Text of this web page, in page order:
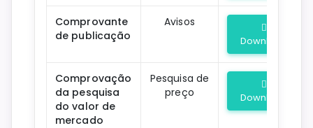
Comprovante
de publicação
Avisos
Download
Comprovação
da pesquisa
do valor de
mercado
Pesquisa de
preço
Download